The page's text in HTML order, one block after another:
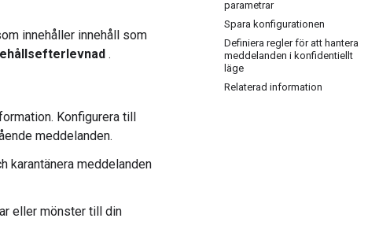
parametrar
Spara konfigurationen
Definiera regler för att hantera
meddelanden i konfidentiellt
läge
Relaterad information
innehåller innehåll som
.
Konfigurera till
meddelanden.
karantänera meddelanden
eller mönster till din